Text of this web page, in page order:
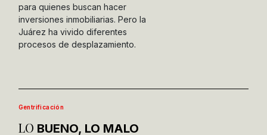
para quienes buscan hacer
inversiones inmobiliarias. Pero la
Juárez ha vivido diferentes
procesos de desplazamiento.
Gentrificación
LO BUENO, LO MALO